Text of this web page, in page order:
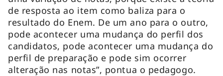
de resposta ao item como baliza para o
resultado do Enem. De um ano para o outro,
pode acontecer uma mudança do perfil dos
candidatos, pode acontecer uma mudança do
perfil de preparação e pode sim ocorrer
alteração nas notas”, pontua o pedagogo.